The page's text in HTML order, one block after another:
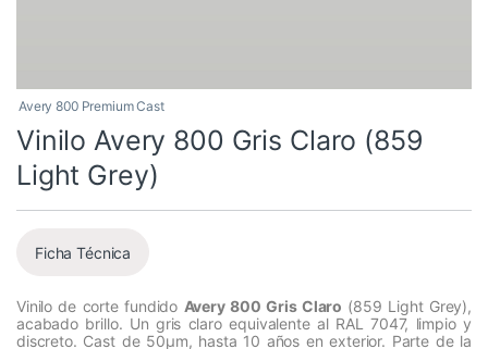
Avery 800 Premium Cast
Vinilo Avery 800 Gris Claro (859
Light Grey)
Ficha Técnica
Vinilo de corte fundido Avery 800 Gris Claro (859 Light Grey),
acabado brillo. Un gris claro equivalente al RAL 7047, limpio y
discreto. Cast de 50µm, hasta 10 años en exterior. Parte de la